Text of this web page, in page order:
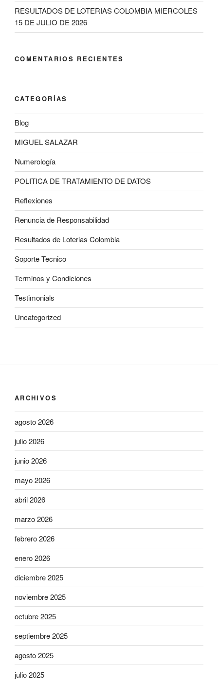
RESULTADOS DE LOTERIAS COLOMBIA MIERCOLES
15 DE JULIO DE 2026
COMENTARIOS RECIENTES
CATEGORÍAS
Blog
MIGUEL SALAZAR
Numerología
POLITICA DE TRATAMIENTO DE DATOS
Reflexiones
Renuncia de Responsabilidad
Resultados de Loterias Colombia
Soporte Tecnico
Terminos y Condiciones
Testimonials
Uncategorized
ARCHIVOS
agosto 2026
julio 2026
junio 2026
mayo 2026
abril 2026
marzo 2026
febrero 2026
enero 2026
diciembre 2025
noviembre 2025
octubre 2025
septiembre 2025
agosto 2025
julio 2025